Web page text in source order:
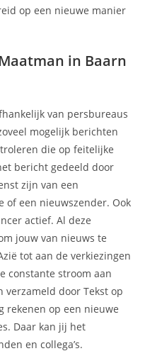
op een nieuwe manier
in Baarn
van persbureaus
mogelijk berichten
die op feitelijke
bericht gedeeld door
zijn van een
of een nieuwszender. Ook
actief. Al deze
jouw van nieuws te
tot aan de verkiezingen
constante stroom aan
door Tekst op
rekenen op een nieuwe
Daar kan jij het
en collega’s.